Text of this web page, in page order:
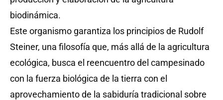
biodinámica.
Este organismo garantiza los principios de Rudolf
Steiner, una filosofía que, más allá de la agricultura
ecológica, busca el reencuentro del campesinado
con la fuerza biológica de la tierra con el
aprovechamiento de la sabiduría tradicional sobre